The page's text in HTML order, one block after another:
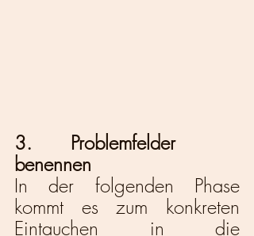
3.       Problemfelder
benennen
In der folgenden Phase
kommt es zum konkreten
Eintauchen in die